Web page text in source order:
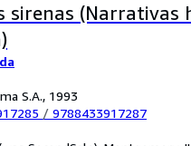
sirenas (Narrativas
S.A., 1993
/ 9788433917287